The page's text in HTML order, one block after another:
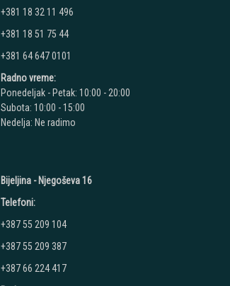
+381 18 32 11 496
+381 18 51 75 44
+381 64 647 0101
Radno vreme:
Ponedeljak - Petak: 10:00 - 20:00
Subota: 10:00 - 15:00
Nedelja: Ne radimo
Bijeljina - Njegoševa 16
Telefoni:
+387 55 209 104
+387 55 209 387
+387 66 224 417